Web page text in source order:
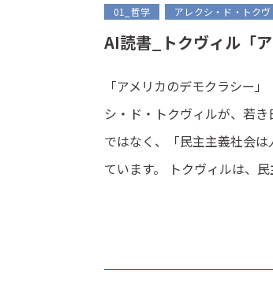
01_哲学 アレクシ・ド・トクヴ
AI読書_トクヴィル「
「アメリカのデモクラシー
シ・ド・トクヴィルが、若
ではなく、「民主主義社会
ています。 トクヴィルは、